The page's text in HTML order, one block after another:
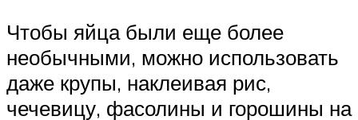
Чтобы яйца были еще более
необычными, можно использовать
даже крупы, наклеивая рис,
чечевицу, фасолины и горошины на